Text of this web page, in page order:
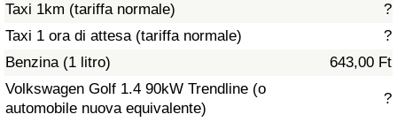
Taxi 1km (tariffa normale)
?
Taxi 1 ora di attesa (tariffa normale)
?
Benzina (1 litro)
643,00 Ft
Volkswagen Golf 1.4 90kW Trendline (o
automobile nuova equivalente)
?